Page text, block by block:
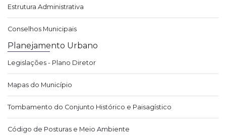
Estrutura Administrativa
Conselhos Municipais
Planejamento Urbano
Legislações - Plano Diretor
Mapas do Município
Tombamento do Conjunto Histórico e Paisagístico
Código de Posturas e Meio Ambiente